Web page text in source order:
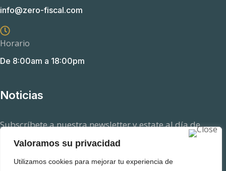
Valoramos su privacidad
Utilizamos cookies para mejorar tu experiencia de
info@zero-fiscal.com
Horario
De 8:00am a 18:00pm
Noticias
Subscríbete a nuestra newsletter y estate al día de
aquellas novedades en el ámbito fiscal que pueden